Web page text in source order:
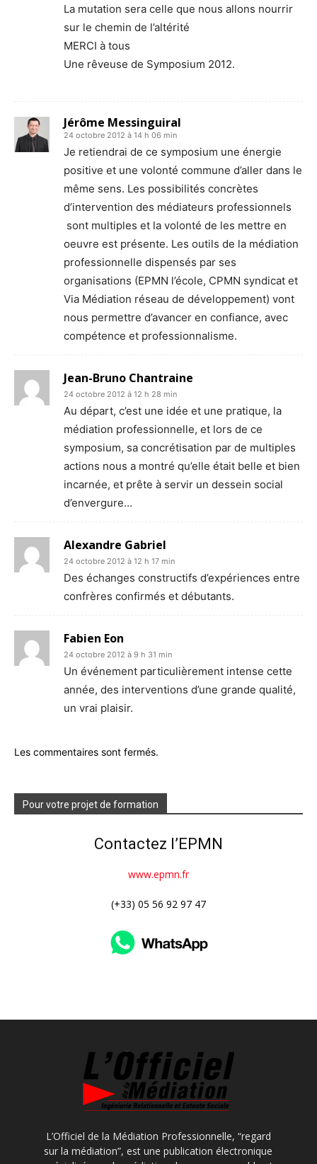
La mutation sera celle que nous allons nourrir
sur le chemin de l’altérité
MERCI à tous
Une rêveuse de Symposium 2012.
Jérôme Messinguiral
24 octobre 2012 à 14 h 06 min
Je retiendrai de ce symposium une énergie
positive et une volonté commune d’aller dans le
même sens. Les possibilités concrètes
d’intervention des médiateurs professionnels
sont multiples et la volonté de les mettre en
oeuvre est présente. Les outils de la médiation
professionnelle dispensés par ses
organisations (EPMN l’école, CPMN syndicat et
Via Médiation réseau de développement) vont
nous permettre d’avancer en confiance, avec
compétence et professionnalisme.
Jean-Bruno Chantraine
24 octobre 2012 à 12 h 28 min
Au départ, c’est une idée et une pratique, la
médiation professionnelle, et lors de ce
symposium, sa concrétisation par de multiples
actions nous a montré qu’elle était belle et bien
incarnée, et prête à servir un dessein social
d’envergure…
Alexandre Gabriel
24 octobre 2012 à 12 h 17 min
Des échanges constructifs d’expériences entre
confrères confirmés et débutants.
Fabien Eon
24 octobre 2012 à 9 h 31 min
Un événement particulièrement intense cette
année, des interventions d’une grande qualité,
un vrai plaisir.
Les commentaires sont fermés.
Pour votre projet de formation
Contactez l’EPMN
www.epmn.fr
(+33) 05 56 92 97 47
L’Officiel de la Médiation Professionnelle, “regard
sur la médiation”, est une publication électronique